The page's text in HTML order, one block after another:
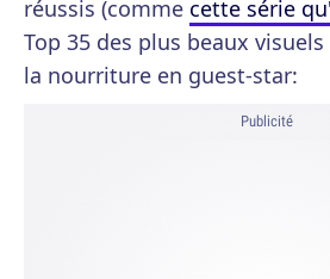
réussis (comme cette série
Top 35 des plus beaux
la nourriture en guest-star:
Publicité